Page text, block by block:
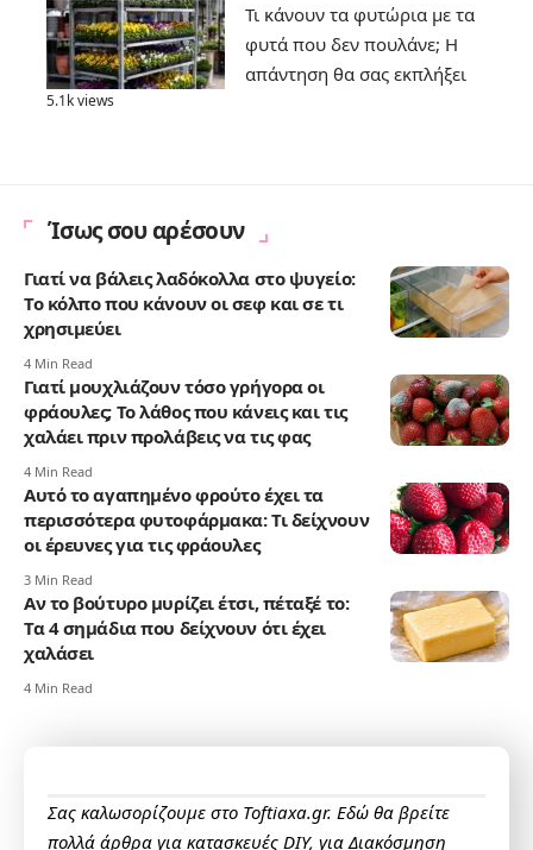
Τι κάνουν τα φυτώρια με τα
φυτά που δεν πουλάνε; Η
απάντηση θα σας εκπλήξει
5.1k views
Ίσως σου αρέσουν
Γιατί να βάλεις λαδόκολλα στο ψυγείο:
Το κόλπο που κάνουν οι σεφ και σε τι
χρησιμεύει
4 Min Read
Γιατί μουχλιάζουν τόσο γρήγορα οι
φράουλες; Το λάθος που κάνεις και τις
χαλάει πριν προλάβεις να τις φας
4 Min Read
Αυτό το αγαπημένο φρούτο έχει τα
περισσότερα φυτοφάρμακα: Τι δείχνουν
οι έρευνες για τις φράουλες
3 Min Read
Αν το βούτυρο μυρίζει έτσι, πέταξέ το:
Τα 4 σημάδια που δείχνουν ότι έχει
χαλάσει
4 Min Read
Σας καλωσορίζουμε στο Toftiaxa.gr. Εδώ θα βρείτε
πολλά άρθρα για κατασκευές DIY, για Διακόσμηση